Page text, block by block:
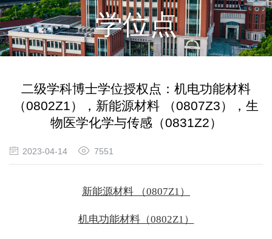
学位点
二级学科博士学位授权点：机电功能材料
（0802Z1），新能源材料 （0807Z3），生
物医学化学与传感（0831Z2）
2023-04-14 7551
新能源材料 （0807Z1）
机电功能材料（0802Z1）